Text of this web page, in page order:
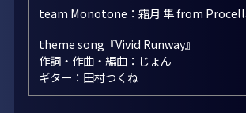
team Monotone：霜月 隼 from
theme song『Vivid Runway』
作詞・作曲・編曲：じょん
ギター：田村つくね